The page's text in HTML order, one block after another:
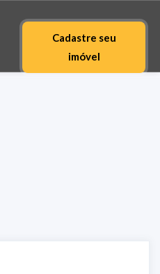
Cadastre seu
imóvel